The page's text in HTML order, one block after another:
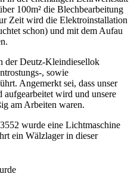
100m² die Blechbearbeitung
Zeit wird die Elektroinstallation
schon) und mit dem Aufau
der Deutz-Kleindiesellok
, sowie
Angemerkt sei, dass unser
wird und unsere
am Arbeiten waren.
wurde eine Lichtmaschine
ein Wälzlager in dieser